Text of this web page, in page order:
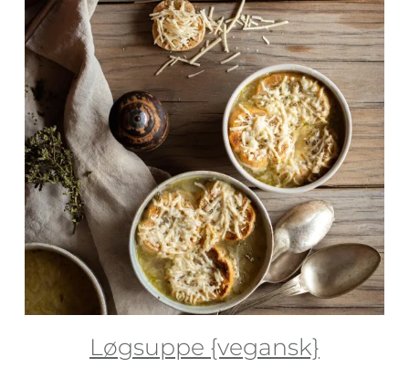
Løgsuppe {vegansk}